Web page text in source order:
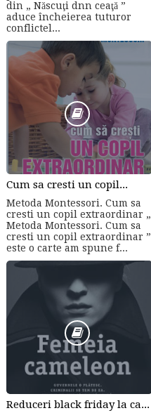
din „ Născuţi dnn ceaţă ”
aduce încheierea tuturor
conflictel...
Cum sa cresti un copil...
Metoda Montessori. Cum sa
cresti un copil extraordinar „
Metoda Montessori. Cum sa
cresti un copil extraordinar ”
este o carte am spune f...
Reduceri black friday la carti online